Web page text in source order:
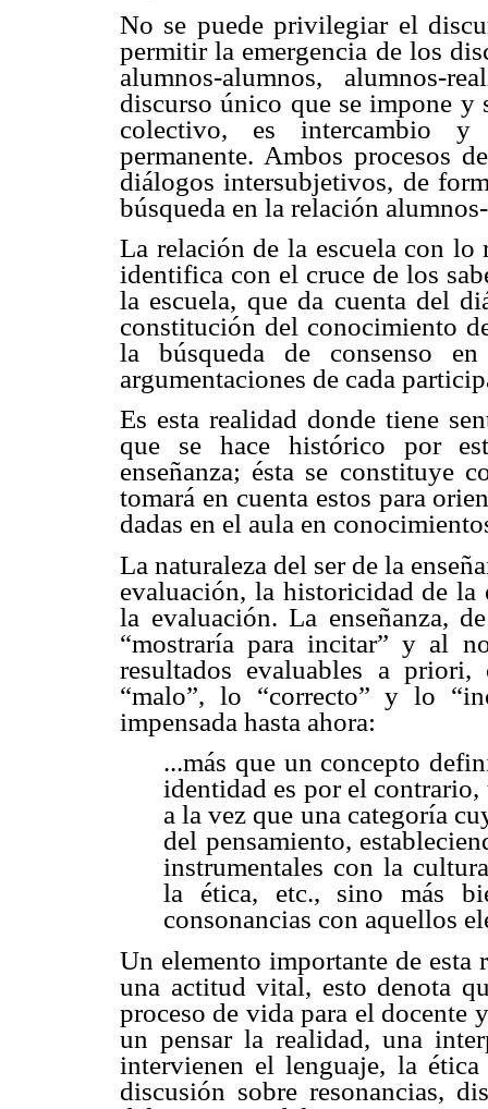
No se puede privilegiar el
permitir la emergencia de los
alumnos-alumnos, alumnos-
discurso único que se impone y
colectivo, es intercambio y
permanente. Ambos procesos
diálogos intersubjetivos, de
búsqueda en la relación
La relación de la escuela con lo
identifica con el cruce de los
la escuela, que da cuenta del
constitución del conocimiento
la búsqueda de consenso
argumentaciones de cada
Es esta realidad donde tiene
que se hace histórico por
enseñanza; ésta se constituye
tomará en cuenta estos para
dadas en el aula en
La naturaleza del ser de la
evaluación, la historicidad de la
la evaluación. La enseñanza,
“mostraría para incitar” y al
resultados evaluables a
“malo”, lo “correcto” y lo
impensada hasta ahora:
...más que un concepto
identidad es por el
a la vez que una categoría
del pensamiento,
instrumentales con la
la ética, etc., sino más
consonancias con aquellos
Un elemento importante de esta
una actitud vital, esto denota
proceso de vida para el docente
un pensar la realidad, una
intervienen el lenguaje, la
discusión sobre resonancias,